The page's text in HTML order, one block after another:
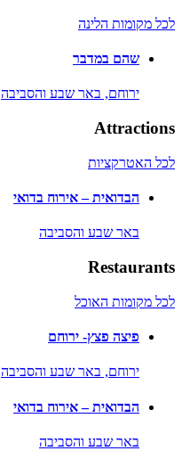
לכל מקומות הלינה
שהם במדבר
ירוחם, באר שבע והסביבה
Attractions
לכל האטרקציות
הבדואית – אירוח בדואי
באר שבע והסביבה
Restaurants
לכל מקומות האוכל
פיצה פצץ- ירוחם
ירוחם, באר שבע והסביבה
הבדואית – אירוח בדואי
באר שבע והסביבה